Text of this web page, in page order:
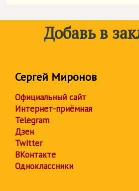
Добавь в
Сергей Миронов
Официальный сайт
Интернет-приёмная
Telegram
Дзен
Twitter
ВКонтакте
Одноклассники